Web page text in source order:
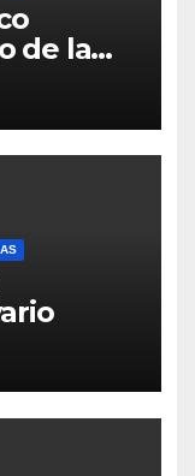
de la